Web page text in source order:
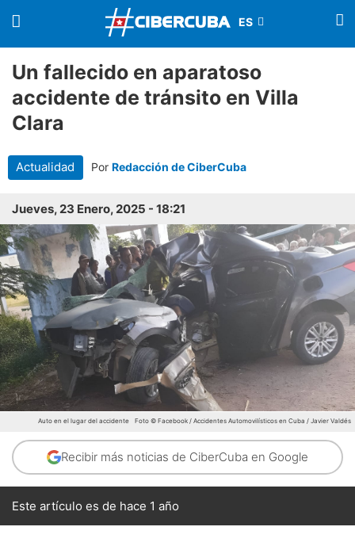
Un fallecido en aparatoso
accidente de tránsito en Villa
Clara
Actualidad Por Redacción de CiberCuba
Jueves, 23 Enero, 2025 - 18:21
Auto en el lugar del accidente Foto © Facebook / Accidentes Automovilísticos en Cuba / Javier Valdés
Recibir más noticias de CiberCuba en Google
Este artículo es de hace 1 año